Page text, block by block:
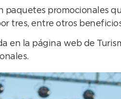
paquetes promocionales
tres, entre otros
en la página web de